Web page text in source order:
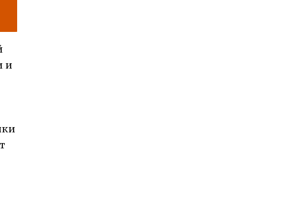
и